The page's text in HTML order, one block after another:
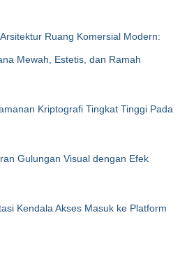
Ruang Komersial Modern:
Mewah, Estetis, dan Ramah
Kriptografi Tingkat Tinggi Pada
Gulungan Visual dengan Efek
Kendala Akses Masuk ke Platform